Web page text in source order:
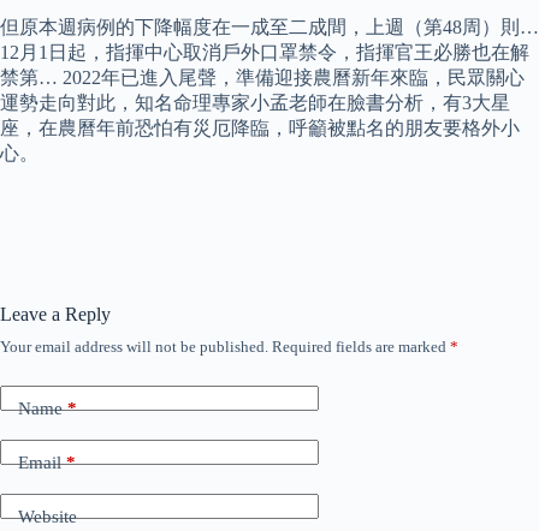
但原本週病例的下降幅度在一成至二成間，上週（第48周）則…
12月1日起，指揮中心取消戶外口罩禁令，指揮官王必勝也在解
禁第… 2022年已進入尾聲，準備迎接農曆新年來臨，民眾關心
運勢走向對此，知名命理專家小孟老師在臉書分析，有3大星
座，在農曆年前恐怕有災厄降臨，呼籲被點名的朋友要格外小
心。
Leave a Reply
Your email address will not be published. Required fields are marked *
Name*
Email*
Website